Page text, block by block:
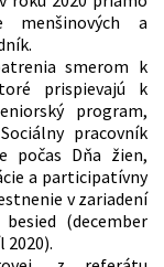
menšinových a
smerom k
prispievajú k
program,
pracovník
počas Dňa žien,
a participatívny
v zariadení
(december
2020).